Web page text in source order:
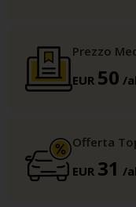
Prezzo
EUR 50 /
Offerta
EUR 31 /